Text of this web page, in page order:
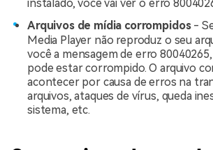
instalado, você vai ver o erro
Arquivos de mídia corrompidos-
Media Player não reproduz o seu
você a mensagem de erro
pode estar corrompido. O arquivo
acontecer por causa de erros na
arquivos, ataques de vírus, queda
sistema, etc.